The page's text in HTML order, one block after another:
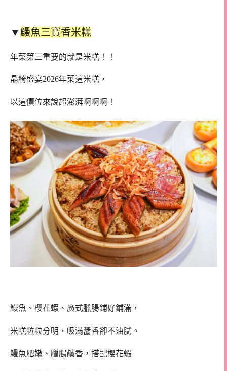
▼鰻魚三寶香米糕
年菜第三重要的就是米糕！！
晶綺盛宴2026年菜這米糕，
以這價位來說超澎湃啊啊啊！
鰻魚、櫻花蝦、廣式臘腸鋪好鋪滿，
米糕粒粒分明，吸滿醬香卻不油膩。
鰻魚肥嫩、臘腸鹹香，搭配櫻花蝦